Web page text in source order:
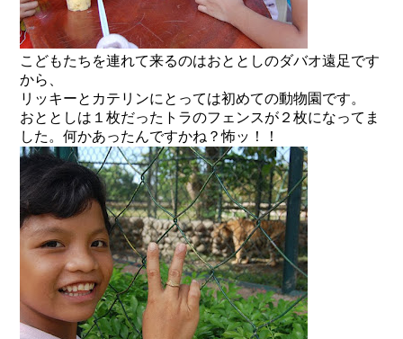
こどもたちを連れて来るのはおととしのダバオ遠足です
から、
リッキーとカテリンにとっては初めての動物園です。
おととしは１枚だったトラのフェンスが２枚になってま
した。何かあったんですかね？怖ッ！！